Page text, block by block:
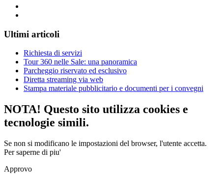
Ultimi articoli
Richiesta di servizi
Tour 360 nelle Sale: una panoramica
Parcheggio riservato ed esclusivo
Diretta streaming via web
Stampa materiale pubblicitario e documenti per i convegni
NOTA! Questo sito utilizza cookies e
tecnologie simili.
Se non si modificano le impostazioni del browser, l'utente accetta.
Per saperne di piu'
Approvo